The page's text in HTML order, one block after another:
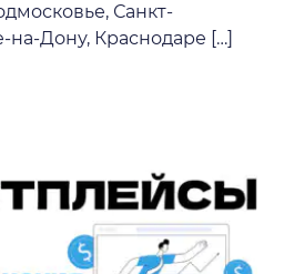
Санкт-
на-Дону, Краснодаре […]